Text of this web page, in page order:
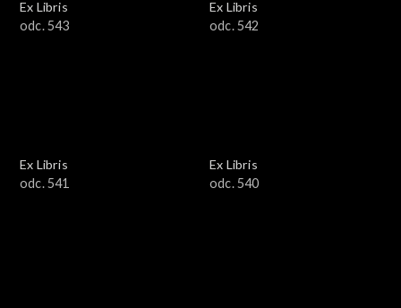
Ex Libris
odc. 543
Ex Libris
odc. 542
Ex Libris
odc. 541
Ex Libris
odc. 540